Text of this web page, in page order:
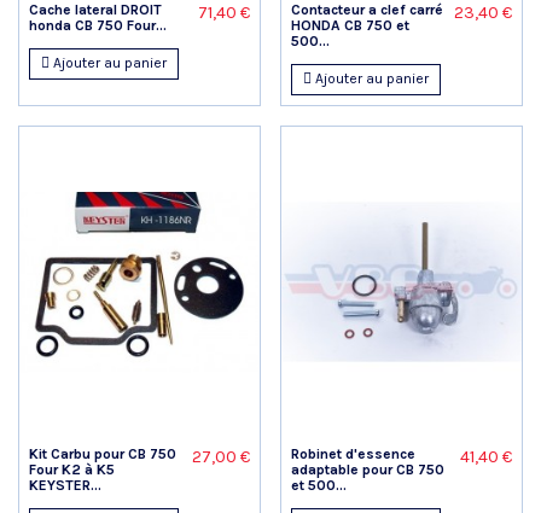
Cache lateral DROIT
honda CB 750 Four...
71,40 €
Ajouter au panier
Contacteur a clef carré
HONDA CB 750 et
500...
23,40 €
Ajouter au panier
Kit Carbu pour CB 750
Four K2 à K5
KEYSTER...
27,00 €
Robinet d'essence
adaptable pour CB 750
et 500...
41,40 €